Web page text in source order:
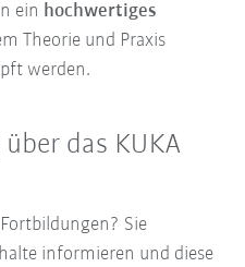
ein hochwertiges
Theorie und Praxis
werden.
das KUKA
Sie
informieren und diese